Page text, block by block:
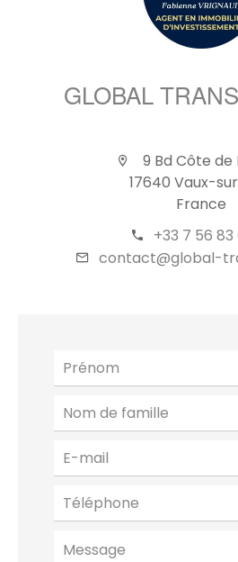
GLOBAL
9 Bd Côte de
17640 Vaux-
France
+33 7 56 83
contact@global-